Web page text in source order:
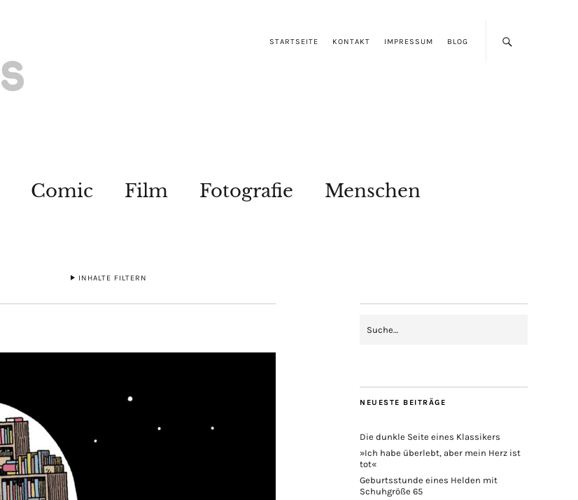
STARTSEITE KONTAKT IMPRESSUM BLOG
Comic Film Fotografie Menschen
INHALTE FILTERN
NEUESTE BEITRÄGE
Die dunkle Seite eines Klassikers
»Ich habe überlebt, aber mein Herz ist
tot«
Geburtsstunde eines Helden mit
Schuhgröße 65